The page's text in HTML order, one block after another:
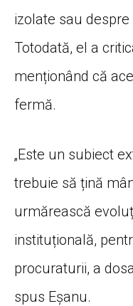
izolate sau
Totodată, el a
menționând că
fermă.
„Este un subiect
trebuie să țină
urmărească
instituțională,
procuraturii, a
spus Eșanu.